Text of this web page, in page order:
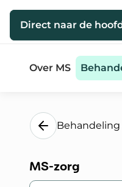
Direct naar de
Direct naar de
Over MS
Behandeling
MS-zorg